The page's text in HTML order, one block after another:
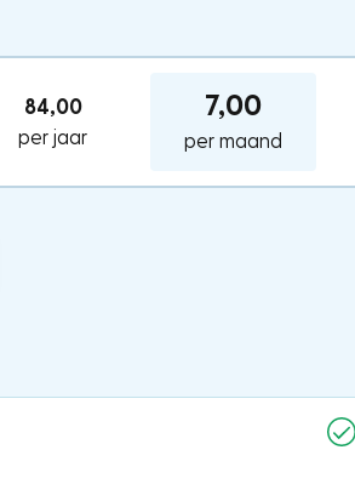
84,00
per jaar
7,00
per maand